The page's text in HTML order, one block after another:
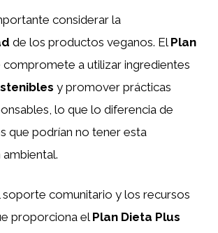
considerar la
de los productos veganos. El Plan
compromete a utilizar ingredientes
y promover prácticas
lo que lo diferencia de
que podrían no tener esta
soporte comunitario y los recursos
proporciona el Plan Dieta Plus